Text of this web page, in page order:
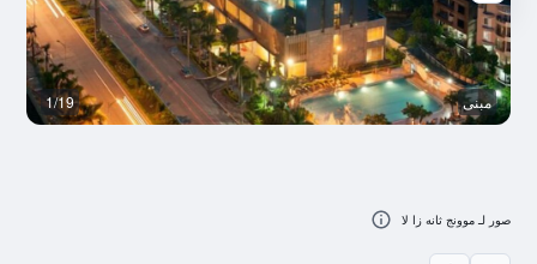
مبنى 1/19
صور لـ موونج ثانه زا لا